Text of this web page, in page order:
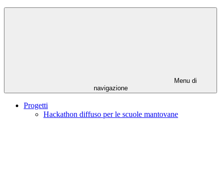
Menu di
navigazione
Progetti
Hackathon diffuso per le scuole mantovane